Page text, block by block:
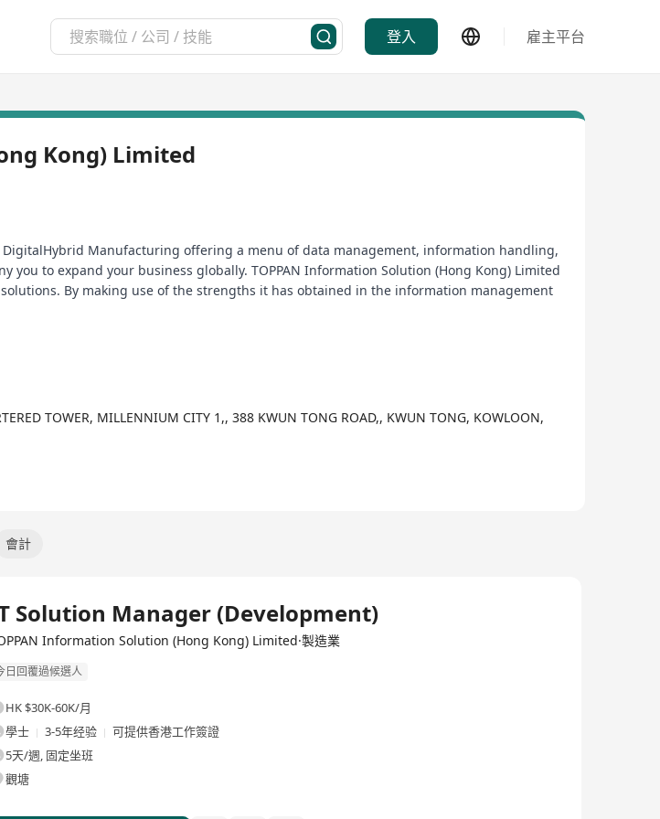
登入 雇主平台
Kong) Limited
Manufacturing offering a menu of data management, information handling,
to expand your business globally. TOPPAN Information Solution (Hong Kong) Limited
By making use of the strengths it has obtained in the information management
TOWER, MILLENNIUM CITY 1,, 388 KWUN TONG ROAD,, KWUN TONG, KOWLOON,
會計
Solution Manager (Development)
Information Solution (Hong Kong) Limited·製造業
日回覆過候選人
HK $30K-60K/月
學士
3-5年经验
可提供香港工作簽證
5天/週, 固定坐班
觀塘